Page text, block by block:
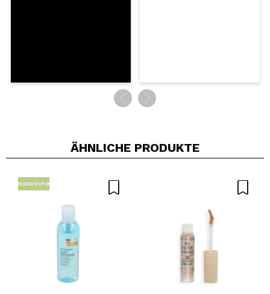
ÄHNLICHE PRODUKTE
Natürliche